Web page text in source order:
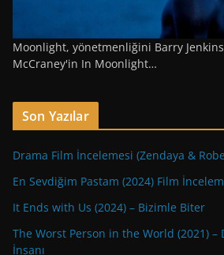
Moonlight, yönetmenliğini Barry
McCraney'in In Moonlight…
Son Yazılar
Drama Film İncelemesi (Zendaya &
En Sevdiğim Pastam (2024) Film
It Ends with Us (2024) – Bizimle Biter
The Worst Person in the World (2021) –
İnsanı